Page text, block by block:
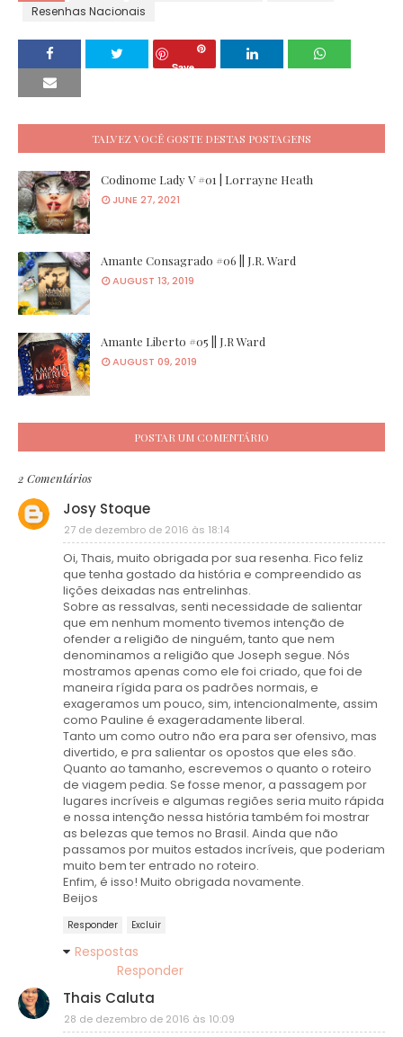
Resenhas Nacionais
Save
TALVEZ VOCÊ GOSTE DESTAS POSTAGENS
Codinome Lady V #01 | Lorrayne Heath
JUNE 27, 2021
Amante Consagrado #06 || J.R. Ward
AUGUST 13, 2019
Amante Liberto #05 || J.R Ward
AUGUST 09, 2019
POSTAR UM COMENTÁRIO
2 Comentários
Josy Stoque
27 de dezembro de 2016 às 18:14
Oi, Thais, muito obrigada por sua resenha. Fico feliz
que tenha gostado da história e compreendido as
lições deixadas nas entrelinhas.
Sobre as ressalvas, senti necessidade de salientar
que em nenhum momento tivemos intenção de
ofender a religião de ninguém, tanto que nem
denominamos a religião que Joseph segue. Nós
mostramos apenas como ele foi criado, que foi de
maneira rígida para os padrões normais, e
exageramos um pouco, sim, intencionalmente, assim
como Pauline é exageradamente liberal.
Tanto um como outro não era para ser ofensivo, mas
divertido, e pra salientar os opostos que eles são.
Quanto ao tamanho, escrevemos o quanto o roteiro
de viagem pedia. Se fosse menor, a passagem por
lugares incríveis e algumas regiões seria muito rápida
e nossa intenção nessa história também foi mostrar
as belezas que temos no Brasil. Ainda que não
passamos por muitos estados incríveis, que poderiam
muito bem ter entrado no roteiro.
Enfim, é isso! Muito obrigada novamente.
Beijos
Responder Excluir
Respostas
Responder
Thais Caluta
28 de dezembro de 2016 às 10:09